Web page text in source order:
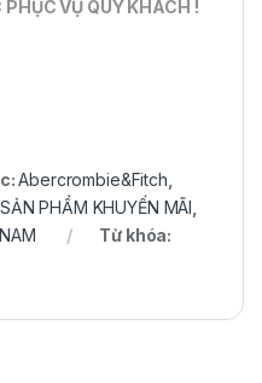
VỤ QUÝ KHÁCH !
Abercrombie&Fitch
SẢN PHẨM KHUYẾN MÃI
Từ khóa: